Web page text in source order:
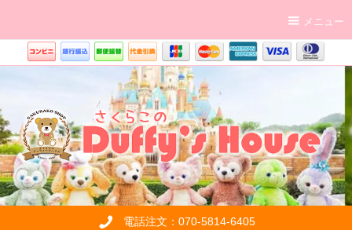
メニュー
電話注文：070-5814-6405